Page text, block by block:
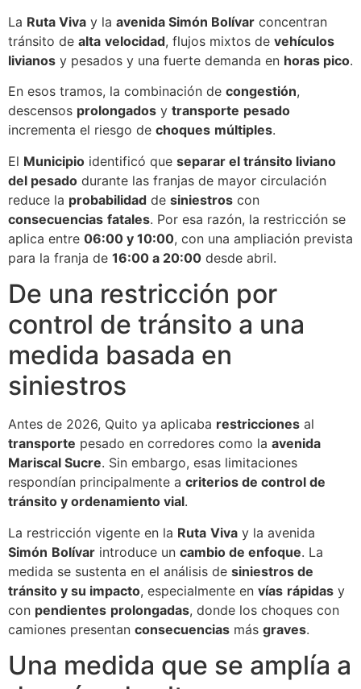
La Ruta Viva y la avenida Simón Bolívar concentran
tránsito de alta velocidad, flujos mixtos de vehículos
livianos y pesados y una fuerte demanda en horas pico.
En esos tramos, la combinación de congestión,
descensos prolongados y transporte pesado
incrementa el riesgo de choques múltiples.
El Municipio identificó que separar el tránsito liviano
del pesado durante las franjas de mayor circulación
reduce la probabilidad de siniestros con
consecuencias fatales. Por esa razón, la restricción se
aplica entre 06:00 y 10:00, con una ampliación prevista
para la franja de 16:00 a 20:00 desde abril.
De una restricción por
control de tránsito a una
medida basada en
siniestros
Antes de 2026, Quito ya aplicaba restricciones al
transporte pesado en corredores como la avenida
Mariscal Sucre. Sin embargo, esas limitaciones
respondían principalmente a criterios de control de
tránsito y ordenamiento vial.
La restricción vigente en la Ruta Viva y la avenida
Simón Bolívar introduce un cambio de enfoque. La
medida se sustenta en el análisis de siniestros de
tránsito y su impacto, especialmente en vías rápidas y
con pendientes prolongadas, donde los choques con
camiones presentan consecuencias más graves.
Una medida que se amplía a